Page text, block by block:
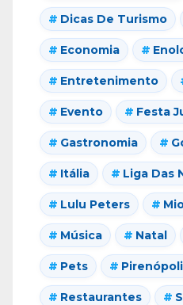
Dicas De Turismo
Economia
Entretenimento
Evento Festa
Gastronomia
Itália Liga Das
Lulu Peters
Música Natal
Pets
Restaurantes